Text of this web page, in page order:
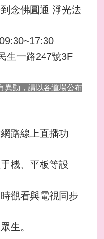
念佛圓通 淨光法
生一路247號3F
異動，請以各道場公布
路線上直播功
機、平板等設
觀看與電視同步
生。